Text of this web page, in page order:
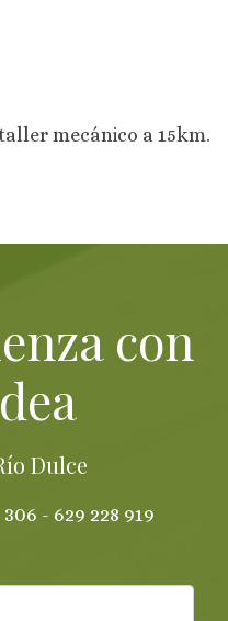
mecánico a 15km.
con
Dulce
- 629 228 919